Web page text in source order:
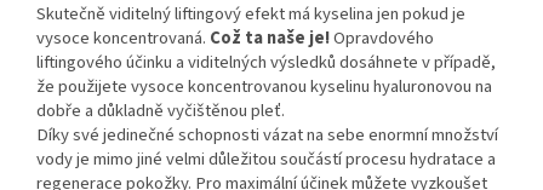
Skutečně viditelný liftingový efekt má kyselina jen pokud je
vysoce koncentrovaná. Což ta naše je!Opravdového
liftingového účinku a viditelných výsledků dosáhnete v případě,
že použijete vysoce koncentrovanou kyselinu hyaluronovou na
dobře a důkladně vyčištěnou pleť.
Díky své jedinečné schopnosti vázat na sebe enormní množství
vody je mimo jiné velmi důležitou součástí procesu hydratace a
regenerace pokožky. Pro maximální účinek můžete vyzkoušet